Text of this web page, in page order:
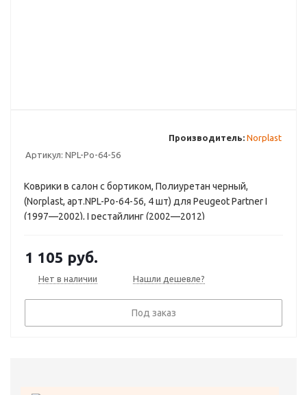
Артикул: NPL-Po-64-56
Производитель: Norplast
Коврики в салон с бортиком, Полиуретан черный,
(Norplast, арт.NPL-Po-64-56, 4 шт) для Peugeot Partner I
(1997—2002), I рестайлинг (2002—2012)
1 105 руб.
Нет в наличии Нашли дешевле?
Под заказ